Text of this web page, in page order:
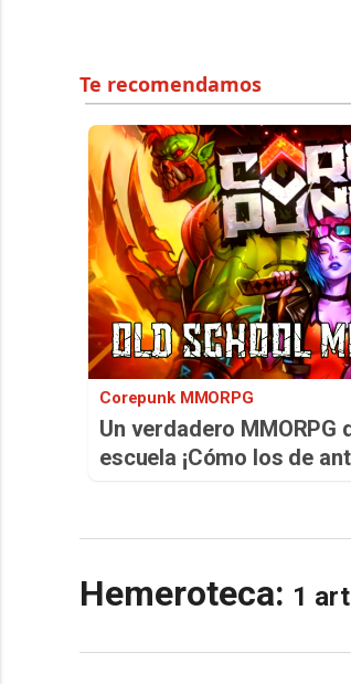
Corepunk MMORPG
Un verdadero MMORPG
escuela ¡Cómo los de
Hemeroteca: 1